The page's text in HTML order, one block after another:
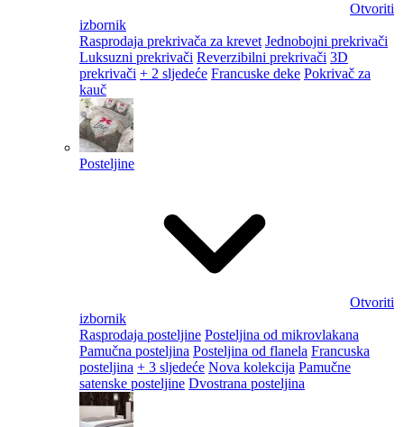
Otvoriti
izbornik
Rasprodaja prekrivača za krevet Jednobojni prekrivači
Luksuzni prekrivači Reverzibilni prekrivači 3D
prekrivači + 2 sljedeće Francuske deke Pokrivač za
kauč
Posteljine
Otvoriti
izbornik
Rasprodaja posteljine Posteljina od mikrovlakana
Pamučna posteljina Posteljina od flanela Francuska
posteljina + 3 sljedeće Nova kolekcija Pamučne
satenske posteljine Dvostrana posteljina